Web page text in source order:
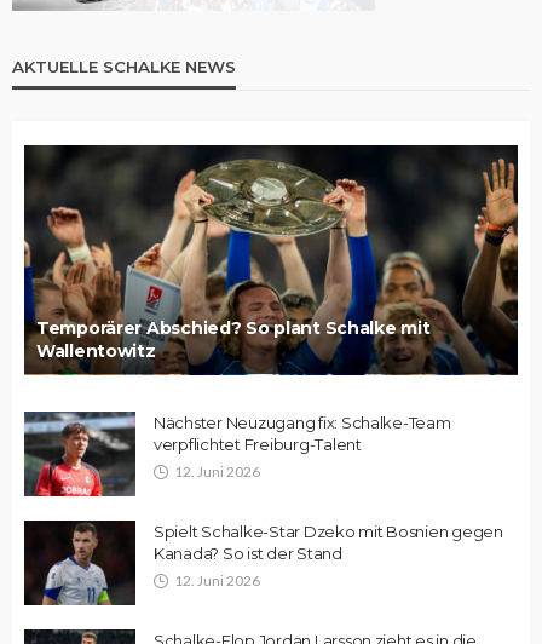
AKTUELLE SCHALKE NEWS
Temporärer Abschied? So plant Schalke mit
Wallentowitz
Nächster Neuzugang fix: Schalke-Team
verpflichtet Freiburg-Talent
12. Juni 2026
Spielt Schalke-Star Dzeko mit Bosnien gegen
Kanada? So ist der Stand
12. Juni 2026